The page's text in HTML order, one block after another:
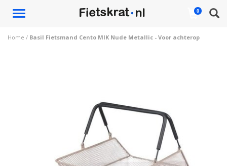
Toggle
0
Home / Basil Fietsmand Cento MIK Nude Metallic - Voor achterop